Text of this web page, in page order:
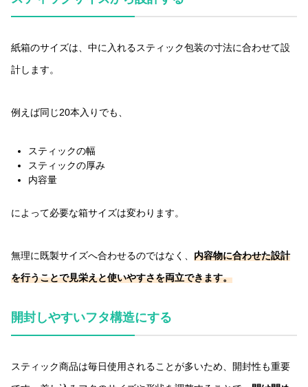
紙箱のサイズは、中に入れるスティック包装の寸法に合わせて設
計します。
例えば同じ20本入りでも、
スティックの幅
スティックの厚み
内容量
によって必要な箱サイズは変わります。
無理に既製サイズへ合わせるのではなく、 内容物に合わせた設計
を行うことで見栄えと使いやすさを両立できます。
開封しやすいフタ構造にする
スティック商品は毎日使用されることが多いため、開封性も重要